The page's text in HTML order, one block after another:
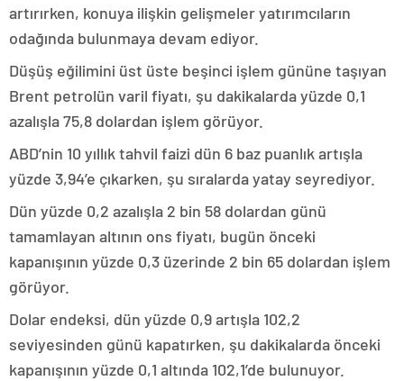
artırırken, konuya ilişkin gelişmeler yatırımcıların
odağında bulunmaya devam ediyor.
Düşüş eğilimini üst üste beşinci işlem gününe taşıyan
Brent petrolün varil fiyatı, şu dakikalarda yüzde 0,1
azalışla 75,8 dolardan işlem görüyor.
ABD’nin 10 yıllık tahvil faizi dün 6 baz puanlık artışla
yüzde 3,94’e çıkarken, şu sıralarda yatay seyrediyor.
Dün yüzde 0,2 azalışla 2 bin 58 dolardan günü
tamamlayan altının ons fiyatı, bugün önceki
kapanışının yüzde 0,3 üzerinde 2 bin 65 dolardan işlem
görüyor.
Dolar endeksi, dün yüzde 0,9 artışla 102,2
seviyesinden günü kapatırken, şu dakikalarda önceki
kapanışının yüzde 0,1 altında 102,1’de bulunuyor.